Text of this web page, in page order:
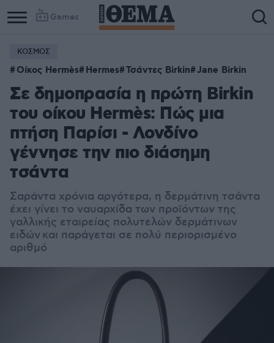
Games
ΚΟΣΜΟΣ
Οίκος Hermès Hermes Τσάντες Birkin Jane Birkin
Σε δημοπρασία η πρώτη Birkin
του οίκου Hermès: Πώς μια
πτήση Παρίσι - Λονδίνο
γέννησε την πιο διάσημη
τσάντα
Σαράντα χρόνια αργότερα, η δερμάτινη τσάντα
έχει γίνει το ναυαρχίδα των προϊόντων της
γαλλικής εταιρείας πολυτελών δερμάτινων
ειδών και παράγεται σε πολύ περιορισμένο
αριθμό